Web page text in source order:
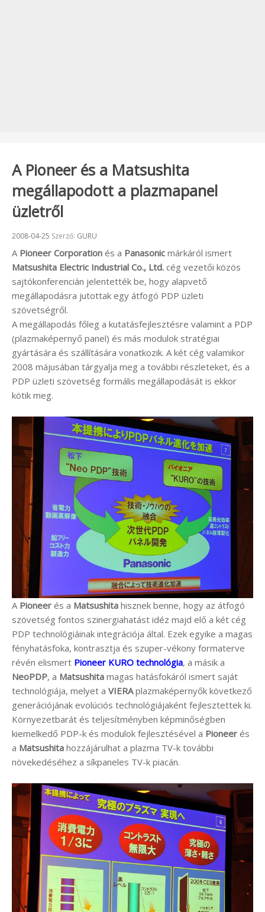
A Pioneer és a Matsushita
megállapodott a plazmapanel
üzletről
Beküldve:
2008-04-25 Szerző: GURU
A Pioneer Corporation és a Panasonic márkáról ismert
Matsushita Electric Industrial Co., Ltd. cég vezetői közös
sajtókonferencián jelentették be, hogy alapvető
megállapodásra jutottak egy átfogó PDP üzleti
szövetségről.
A megállapodás főleg a kutatásfejlesztésre valamint a PDP
(plazmaképernyő panel) és más modulok stratégiai
gyártására és szállítására vonatkozik. A két cég valamikor
2008 májusában tárgyalja meg a további részleteket, és a
PDP üzleti szövetség formális megállapodását is ekkor
kötik meg.
A Pioneer és a Matsushita hisznek benne, hogy az átfogó
szövetség fontos szinergiahatást idéz majd elő a két cég
PDP technológiáinak integrációja által. Ezek egyike a magas
fényhatásfoka, kontrasztja és szuper-vékony formaterve
révén elismert Pioneer KURO technológia, a másik a
NeoPDP, a Matsushita magas hatásfokáról ismert saját
technológiája, melyet a VIERAplazmaképernyők következő
generációjának evolúciós technológiájaként fejlesztettek ki.
Környezetbarát és teljesítményben képminőségben
kiemelkedő PDP-k és modulok fejlesztésével a Pioneer és
a Matsushita hozzájárulhat a plazma TV-k további
növekedéséhez a síkpaneles TV-k piacán.